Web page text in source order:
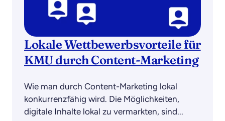
Lokale Wettbewerbsvorteile für
KMU durch Content-Marketing
Wie man durch Content-Marketing lokal
konkurrenzfähig wird. Die Möglichkeiten,
digitale Inhalte lokal zu vermarkten, sind...